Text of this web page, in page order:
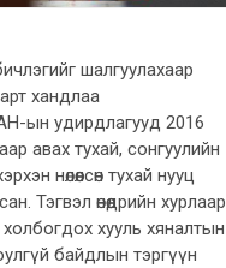
шалгуулахаар
хандлаа
ын удирдлагууд 2016
авах тухай, сонгуулийн
нөлөөлсөн тухай нууц
Тэгвэл өнөөдрийн хурлаар
хууль хяналтын
байдлын тэргүүн